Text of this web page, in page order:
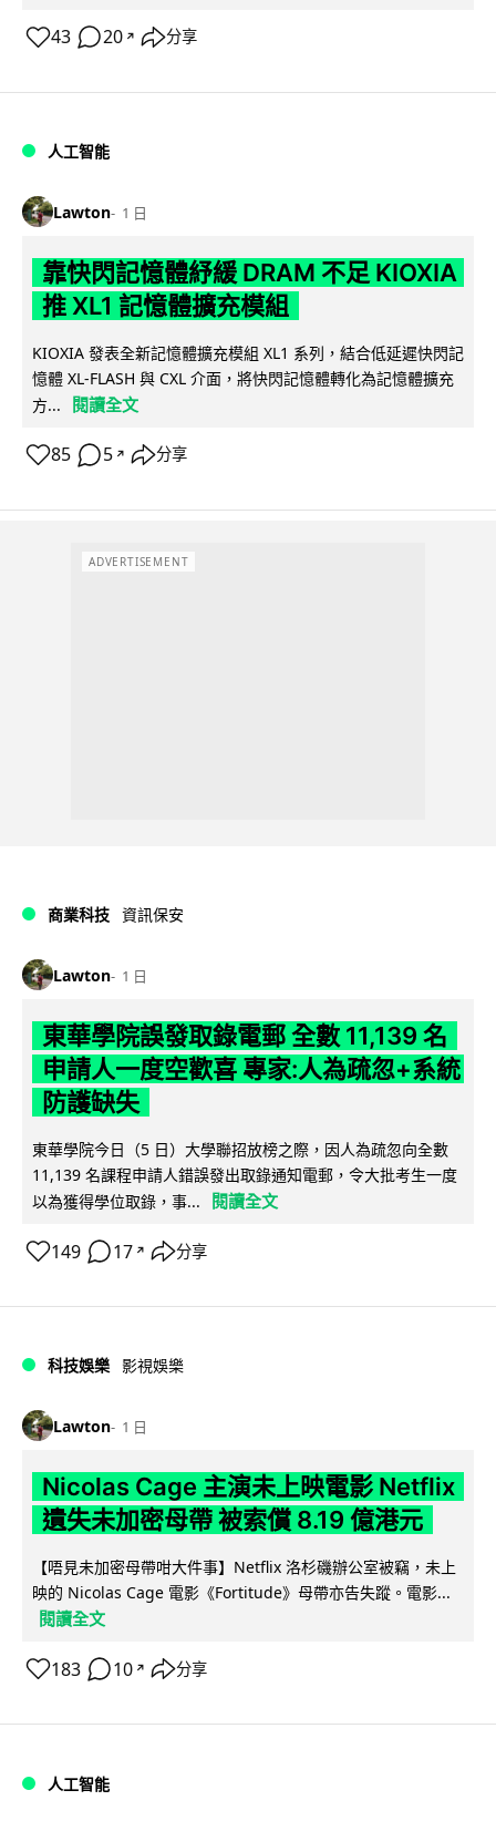
43 20 ↗ 分享
人工智能
Lawton 1 日
靠快閃記憶體紓緩 DRAM 不足 KIOXIA
推 XL1 記憶體擴充模組
KIOXIA 發表全新記憶體擴充模組 XL1 系列，結合低延遲快閃記
憶體 XL-FLASH 與 CXL 介面，將快閃記憶體轉化為記憶體擴充
方...
閱讀全文
85 5 ↗ 分享
ADVERTISEMENT
商業科技 資訊保安
Lawton 1 日
東華學院誤發取錄電郵 全數 11,139 名
申請人一度空歡喜 專家:人為疏忽+系統
防護缺失
東華學院今日（5 日）大學聯招放榜之際，因人為疏忽向全數
11,139 名課程申請人錯誤發出取錄通知電郵，令大批考生一度
以為獲得學位取錄，事...
閱讀全文
149 17 ↗ 分享
科技娛樂 影視娛樂
Lawton 1 日
Nicolas Cage 主演未上映電影 Netflix
遺失未加密母帶 被索償 8.19 億港元
【唔見未加密母帶咁大件事】Netflix 洛杉磯辦公室被竊，未上
映的 Nicolas Cage 電影《Fortitude》母帶亦告失蹤。電影...
閱讀全文
183 10 ↗ 分享
人工智能